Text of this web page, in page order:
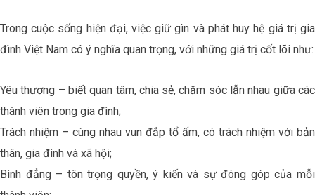
Trong cuộc sống hiện đại, việc giữ gìn và phát huy hệ giá trị gia
đình Việt Nam có ý nghĩa quan trọng, với những giá trị cốt lõi như:
Yêu thương – biết quan tâm, chia sẻ, chăm sóc lẫn nhau giữa các
thành viên trong gia đình;
Trách nhiệm – cùng nhau vun đắp tổ ấm, có trách nhiệm với bản
thân, gia đình và xã hội;
Bình đẳng – tôn trọng quyền, ý kiến và sự đóng góp của mỗi